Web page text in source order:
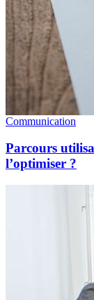
Communication
Parcours
l’optimiser ?